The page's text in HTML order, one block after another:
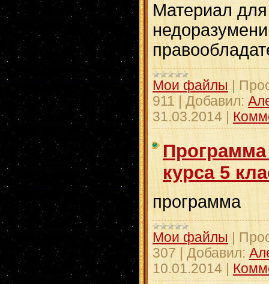
Материал
Мои файлы
911
Добавил:
31.03.2014
курса 5
программа
Мои файлы
307
Добавил:
10.01.2014